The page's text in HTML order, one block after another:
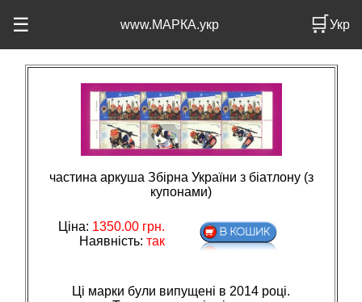
☰ www.МАРКА.укр 🛒Укр
частина аркуша Збірна України з біатлону (з
купонами)
Ціна: 1350.00грн.
Наявність: так
Ці марки були випущені в 2014 році.